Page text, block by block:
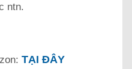
ntn.
TẠI ĐÂY